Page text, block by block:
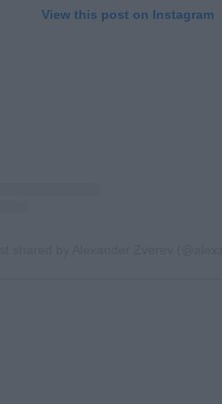
View this post on Instagram